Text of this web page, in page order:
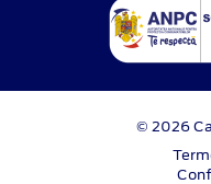
© 2026